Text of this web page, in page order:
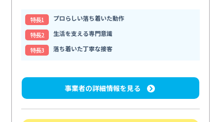
特⻑1
プロらしい落ち着いた動作
特⻑2
生活を支える専門意識
特⻑3
落ち着いた丁寧な接客
事業者の詳細情報を見る